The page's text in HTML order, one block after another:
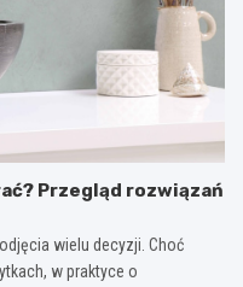
Przegląd rozwiązań
wielu decyzji. Choć
w praktyce o